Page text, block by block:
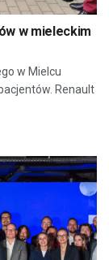
w mieleckim
w Mielcu
Renault